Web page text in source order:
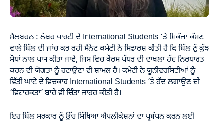
ਮੈਲਬਰਨ : ਲੇਬਰ ਪਾਰਟੀ ਦੇ International Students ’ਤੇ ਸ਼ਿਕੰਜਾ ਕੱਸਣ
ਵਾਲੇ ਬਿੱਲ ਦੀ ਜਾਂਚ ਕਰ ਰਹੀ ਸੈਨੇਟ ਕਮੇਟੀ ਨੇ ਸਿਫਾਰਸ਼ ਕੀਤੀ ਹੈ ਕਿ ਬਿੱਲ ਨੂੰ ਕੁੱਝ
ਸੋਧਾਂ ਨਾਲ ਪਾਸ ਕੀਤਾ ਜਾਵੇ, ਜਿਸ ਵਿਚ ਕੋਰਸ ਪੱਧਰ ਦੀ ਦਾਖਲਾ ਹੱਦ ਨਿਰਧਾਰਤ
ਕਰਨ ਦੀ ਯੋਗਤਾ ਨੂੰ ਹਟਾਉਣਾ ਵੀ ਸ਼ਾਮਲ ਹੈ। ਕਮੇਟੀ ਨੇ ਯੂਨੀਵਰਸਿਟੀਆਂ ਨੂੰ
ਵਿੱਤੀ ਘਾਟੇ ਦੇ ਵਿਚਕਾਰ International Students ’ਤੇ ਹੱਦ ਲਗਾਉਣ ਦੀ
‘ਵਿਹਾਰਕਤਾ’ ਬਾਰੇ ਵੀ ਚਿੰਤਾ ਜ਼ਾਹਰ ਕੀਤੀ ਹੈ।
ਇਹ ਬਿੱਲ ਸਰਕਾਰ ਨੂੰ ਉੱਚ ਸਿੱਖਿਆ ਐਪਲੀਕੇਸ਼ਨਾਂ ਦਾ ਪ੍ਰਬੰਧਨ ਕਰਨ ਲਈ